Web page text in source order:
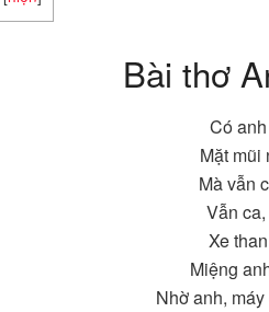
Bài thơ
Có
Mặt mũi
Mà vẫn
Vẫn
Xe
Miệng
Nhờ anh,